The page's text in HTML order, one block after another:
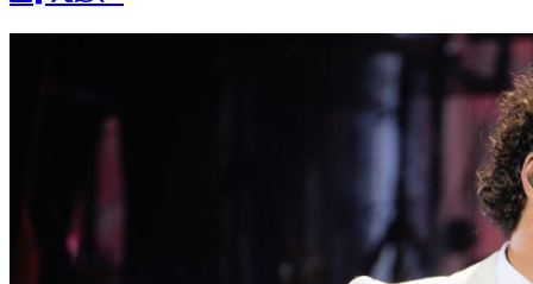
Universidad de Chile
Sustentabilidad